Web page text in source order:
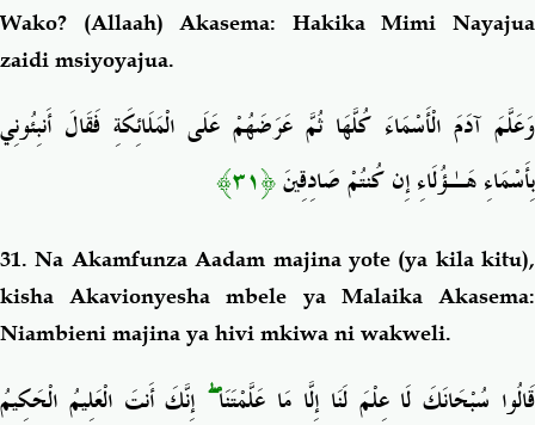
Wako? (Allaah) Akasema: Hakika Mimi Nayajua
zaidi msiyoyajua.
وَعَلَّمَ آدَمَ الْأَسْمَاءَ كُلَّهَا ثُمَّ عَرَضَهُمْ عَلَى الْمَلَائِكَةِ فَقَالَ أَنبِئُونِي
بِأَسْمَاءِ هَـٰؤُلَاءِ إِن كُنتُمْ صَادِقِينَ﴿٣١﴾
31.Na Akamfunza Aadam majina yote (ya kila kitu),
kisha Akavionyesha mbele ya Malaika Akasema:
Niambieni majina ya hivi mkiwa ni wakweli.
قَالُوا سُبْحَانَكَ لَا عِلْمَ لَنَا إِلَّا مَا عَلَّمْتَنَاۖ إِنَّكَ أَنتَ الْعَلِيمُ الْحَكِيمُ